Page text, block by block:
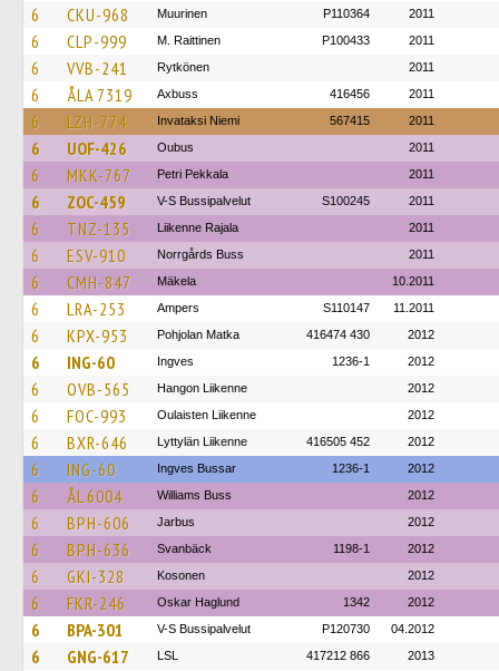
6 CKU-968 Muurinen P110364 2011
6 CLP-999 M. Raittinen P100433 2011
6 VVB-241 Rytkönen 2011
6 ÅLA 7319 Axbuss 416456 2011
6 LZH-774 Invataksi Niemi 567415 2011
6 UOF-426 Oubus 2011
6 MKK-767 Petri Pekkala 2011
6 ZOC-459 V-S Bussipalvelut S100245 2011
6 TNZ-135 Liikenne Rajala 2011
6 ESV-910 Norrgårds Buss 2011
6 CMH-847 Mäkela 10.2011
6 LRA-253 Ampers S110147 11.2011
6 KPX-953 Pohjolan Matka 416474 430 2012
6 ING-60 Ingves 1236-1 2012
6 OVB-565 Hangon Liikenne 2012
6 FOC-993 Oulaisten Liikenne 2012
6 BXR-646 Lyttylän Liikenne 416505 452 2012
6 ING-60 Ingves Bussar 1236-1 2012
6 ÅL 6004 Williams Buss 2012
6 BPH-606 Jarbus 2012
6 BPH-636 Svanbäck 1198-1 2012
6 GKI-328 Kosonen 2012
6 FKR-246 Oskar Haglund 1342 2012
6 BPA-301 V-S Bussipalvelut P120730 04.2012
6 GNG-617 LSL 417212 866 2013